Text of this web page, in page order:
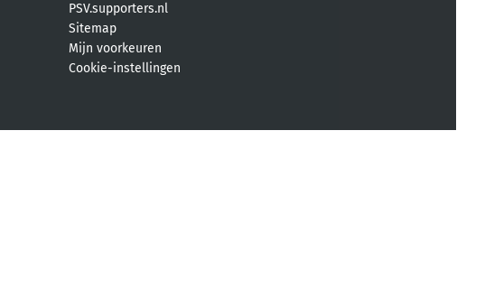
PSV.supporters.nl
Sitemap
Mijn voorkeuren
Cookie-instellingen